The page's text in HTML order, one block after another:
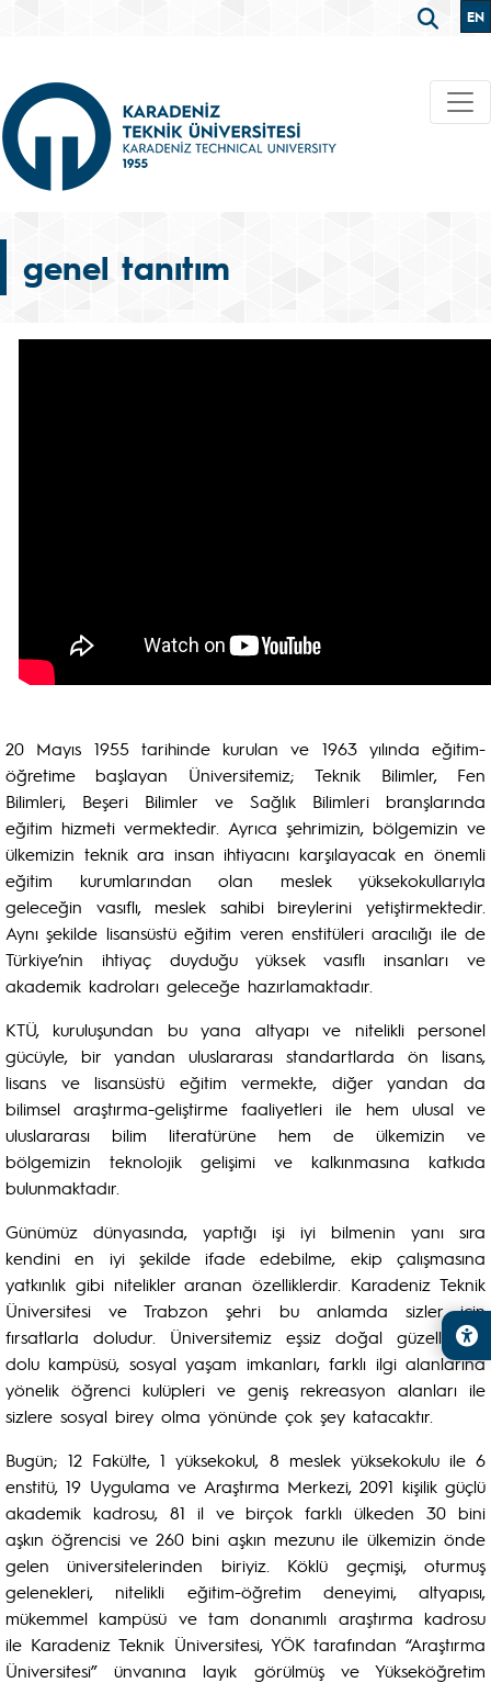
EN
genel tanıtım
20 Mayıs 1955 tarihinde kurulan ve 1963 yılında eğitim-
öğretime başlayan Üniversitemiz; Teknik Bilimler, Fen
Bilimleri, Beşeri Bilimler ve Sağlık Bilimleri branşlarında
eğitim hizmeti vermektedir. Ayrıca şehrimizin, bölgemizin ve
ülkemizin teknik ara insan ihtiyacını karşılayacak en önemli
eğitim kurumlarından olan meslek yüksekokullarıyla
geleceğin vasıflı, meslek sahibi bireylerini yetiştirmektedir.
Aynı şekilde lisansüstü eğitim veren enstitüleri aracılığı ile de
Türkiye’nin ihtiyaç duyduğu yüksek vasıflı insanları ve
akademik kadroları geleceğe hazırlamaktadır.
KTÜ, kuruluşundan bu yana altyapı ve nitelikli personel
gücüyle, bir yandan uluslararası standartlarda ön lisans,
lisans ve lisansüstü eğitim vermekte, diğer yandan da
bilimsel araştırma-geliştirme faaliyetleri ile hem ulusal ve
uluslararası bilim literatürüne hem de ülkemizin ve
bölgemizin teknolojik gelişimi ve kalkınmasına katkıda
bulunmaktadır.
Günümüz dünyasında, yaptığı işi iyi bilmenin yanı sıra
kendini en iyi şekilde ifade edebilme, ekip çalışmasına
yatkınlık gibi nitelikler aranan özelliklerdir. Karadeniz Teknik
Üniversitesi ve Trabzon şehri bu anlamda sizler için
fırsatlarla doludur. Üniversitemiz eşsiz doğal güzelliklerle
dolu kampüsü, sosyal yaşam imkanları, farklı ilgi alanlarına
yönelik öğrenci kulüpleri ve geniş rekreasyon alanları ile
sizlere sosyal birey olma yönünde çok şey katacaktır.
Bugün; 12 Fakülte, 1 yüksekokul, 8 meslek yüksekokulu ile 6
enstitü, 19 Uygulama ve Araştırma Merkezi, 2091 kişilik güçlü
akademik kadrosu, 81 il ve birçok farklı ülkeden 30 bini
aşkın öğrencisi ve 260 bini aşkın mezunu ile ülkemizin önde
gelen üniversitelerinden biriyiz. Köklü geçmişi, oturmuş
gelenekleri, nitelikli eğitim-öğretim deneyimi, altyapısı,
mükemmel kampüsü ve tam donanımlı araştırma kadrosu
ile Karadeniz Teknik Üniversitesi, YÖK tarafından “Araştırma
Üniversitesi” ünvanına layık görülmüş ve Yükseköğretim